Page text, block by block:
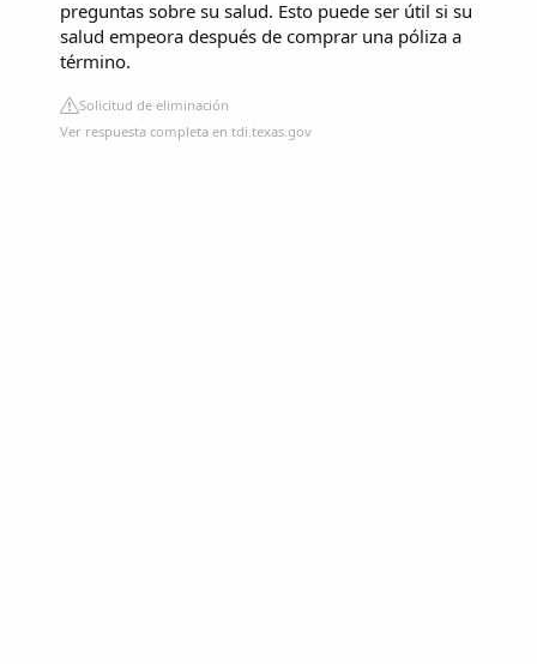
preguntas sobre su salud. Esto puede ser útil si su
salud empeora después de comprar una póliza a
término.
Solicitud de eliminación
Ver respuesta completa en tdi.texas.gov